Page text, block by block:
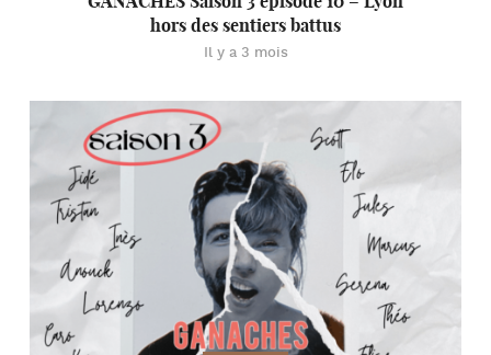
hors des sentiers battus
Il y a 3 mois